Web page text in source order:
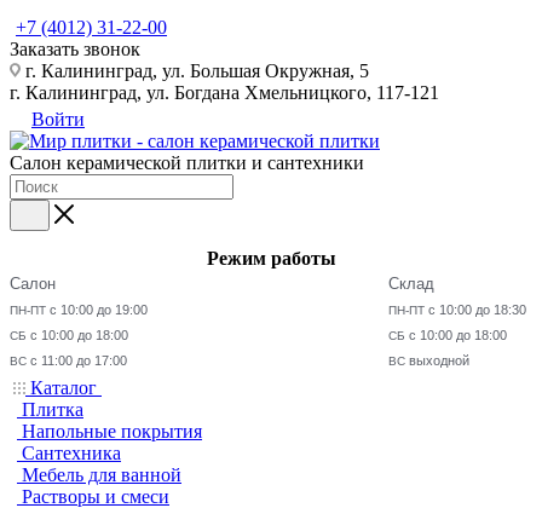
+7 (4012) 31-22-00
Заказать звонок
г. Калининград, ул. Большая Окружная, 5
г. Калининград, ул. Богдана Хмельницкого, 117-121
Войти
Салон керамической плитки и сантехники
Режим работы
Салон
ПН-ПТ с 10:00 до 19:00
СБ с 10:00 до 18:00
ВС с 11:00 до 17:00
Склад
ПН-ПТ с 10:00 до 18:30
СБ с 10:00 до 18:00
ВС выходной
Каталог
Плитка
Напольные покрытия
Сантехника
Мебель для ванной
Растворы и смеси